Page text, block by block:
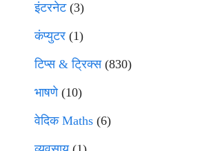
इंटरनेट(3)
कंप्युटर (1)
टिप्स & ट्रिक्स(830)
भाषणे(10)
वेदिक Maths (6)